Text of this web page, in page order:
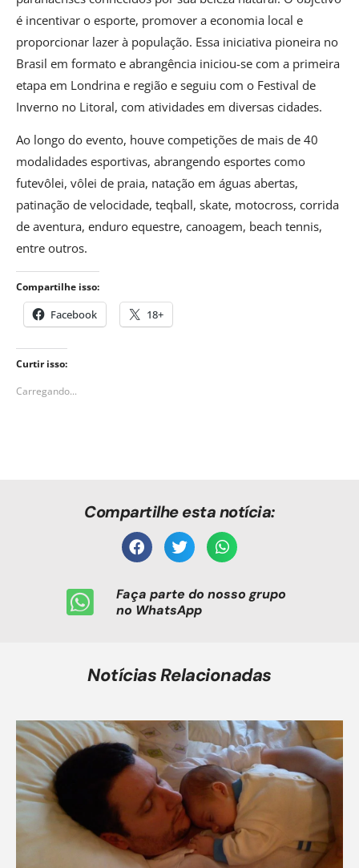
é incentivar o esporte, promover a economia local e
proporcionar lazer à população. Essa iniciativa pioneira no
Brasil em formato e abrangência iniciou-se com a primeira
etapa em Londrina e região e seguiu com o Festival de
Inverno no Litoral, com atividades em diversas cidades.
Ao longo do evento, houve competições de mais de 40
modalidades esportivas, abrangendo esportes como
futevôlei, vôlei de praia, natação em águas abertas,
patinação de velocidade, teqball, skate, motocross, corrida
de aventura, enduro equestre, canoagem, beach tennis,
entre outros.
Compartilhe isso:
Facebook 18+
Curtir isso:
Carregando...
Compartilhe esta notícia:
Faça parte do nosso grupo
no WhatsApp
Notícias Relacionadas